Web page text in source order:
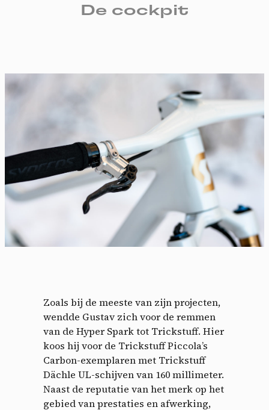
De cockpit
Zoals bij de meeste van zijn projecten,
wendde Gustav zich voor de remmen
van de Hyper Spark tot Trickstuff. Hier
koos hij voor de Trickstuff Piccola’s
Carbon-exemplaren met Trickstuff
Dächle UL-schijven van 160 millimeter.
Naast de reputatie van het merk op het
gebied van prestaties en afwerking,